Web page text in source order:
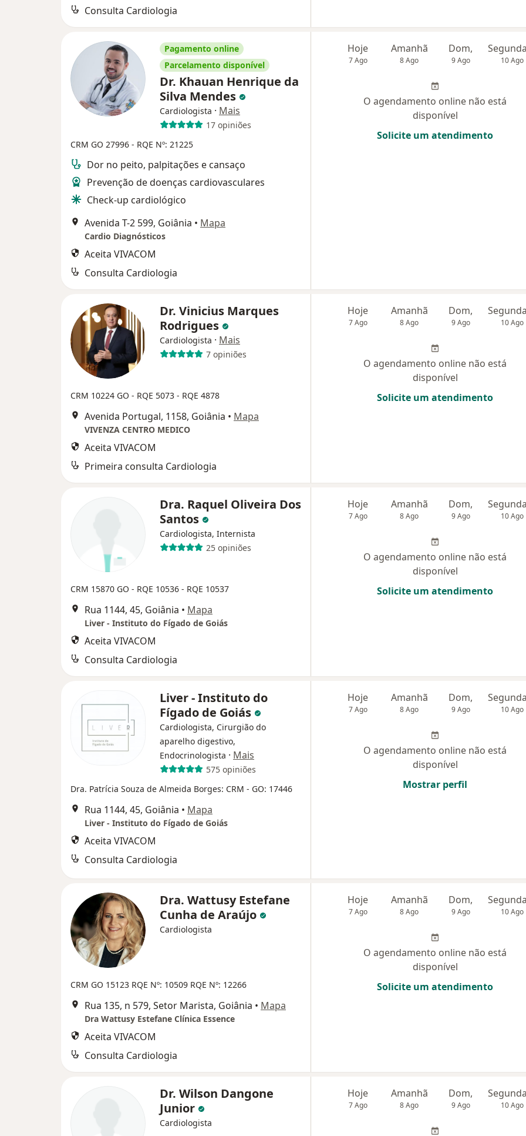
Consulta Cardiologia
Pagamento online
Parcelamento disponível
Dr. Khauan Henrique da
Silva Mendes
Cardiologista · Mais
17 opiniões
CRM GO 27996 - RQE Nº: 21225
Dor no peito, palpitações e cansaço
Prevenção de doenças cardiovasculares
Check-up cardiológico
Avenida T-2 599, Goiânia • Mapa
Cardio Diagnósticos
Aceita VIVACOM
Consulta Cardiologia
Hoje
7 Ago
Amanhã
8 Ago
Dom,
9 Ago 10 Ago
O agendamento online não está
disponível
Solicite um atendimento
Dr. Vinicius Marques
Rodrigues
Cardiologista · Mais
7 opiniões
CRM 10224 GO - RQE 5073 - RQE 4878
Avenida Portugal, 1158, Goiânia • Mapa
VIVENZA CENTRO MEDICO
Aceita VIVACOM
Primeira consulta Cardiologia
Hoje
7 Ago
Amanhã
8 Ago
Dom,
9 Ago 10 Ago
O agendamento online não está
disponível
Solicite um atendimento
Dra. Raquel Oliveira Dos
Santos
Cardiologista, Internista
25 opiniões
CRM 15870 GO - RQE 10536 - RQE 10537
Rua 1144, 45, Goiânia • Mapa
Liver - Instituto do Fígado de Goiás
Aceita VIVACOM
Consulta Cardiologia
Hoje
7 Ago
Amanhã
8 Ago
Dom,
9 Ago 10 Ago
O agendamento online não está
disponível
Solicite um atendimento
Liver - Instituto do
Fígado de Goiás
Cardiologista, Cirurgião do
aparelho digestivo,
Endocrinologista · Mais
575 opiniões
Dra. Patrícia Souza de Almeida Borges: CRM - GO: 17446
Rua 1144, 45, Goiânia • Mapa
Liver - Instituto do Fígado de Goiás
Aceita VIVACOM
Consulta Cardiologia
Hoje
7 Ago
Amanhã
8 Ago
Dom,
9 Ago 10 Ago
O agendamento online não está
disponível
Mostrar perfil
Dra. Wattusy Estefane
Cunha de Araújo
Cardiologista
CRM GO 15123 RQE Nº: 10509 RQE Nº: 12266
Rua 135, n 579, Setor Marista, Goiânia • Mapa
Dra Wattusy Estefane Clínica Essence
Aceita VIVACOM
Consulta Cardiologia
Hoje
7 Ago
Amanhã
8 Ago
Dom,
9 Ago 10 Ago
O agendamento online não está
disponível
Solicite um atendimento
Dr. Wilson Dangone
Junior
Cardiologista
Hoje
7 Ago
Amanhã
8 Ago
Dom,
9 Ago 10 Ago